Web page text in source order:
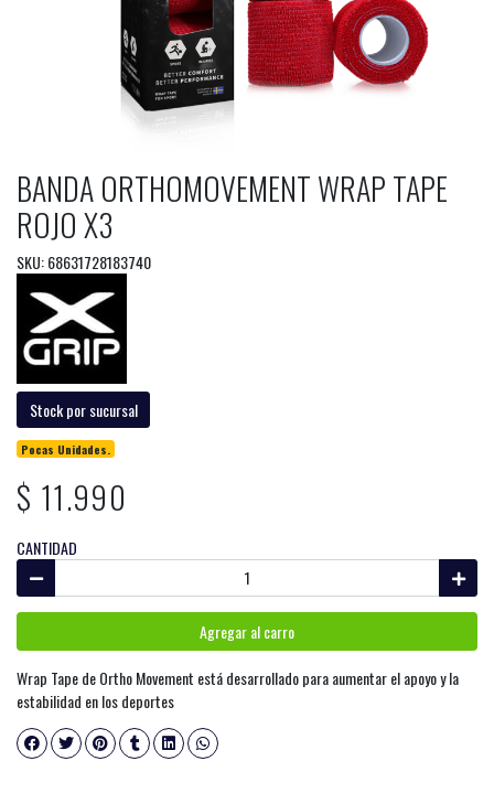
BANDA ORTHOMOVEMENT WRAP TAPE
ROJO X3
SKU: 68631728183740
Stock por sucursal
Pocas Unidades.
$ 11.990
CANTIDAD
Agregar al carro
Wrap Tape de Ortho Movement está desarrollado para aumentar el apoyo y la
estabilidad en los deportes